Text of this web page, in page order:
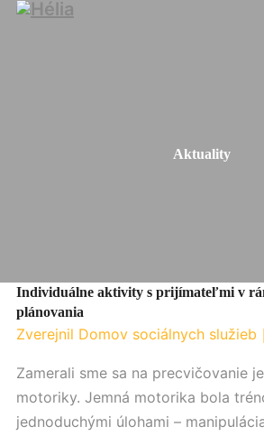
Aktuality
Individuálne aktivity s prijímateľmi v
plánovania
Zverejnil Domov sociálnych služieb ｜
Zamerali sme sa na precvičovanie
motoriky. Jemná motorika bola
jednoduchými úlohami –